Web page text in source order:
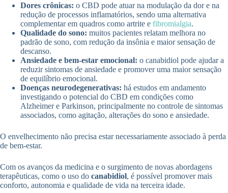
Dores crônicas: o CBD pode atuar na modulação da dor e na
redução de processos inflamatórios, sendo uma alternativa
complementar em quadros como artrite e fibromialgia.
Qualidade do sono: muitos pacientes relatam melhora no
padrão de sono, com redução da insônia e maior sensação de
descanso.
Ansiedade e bem-estar emocional: o canabidiol pode ajudar a
reduzir sintomas de ansiedade e promover uma maior sensação
de equilíbrio emocional.
Doenças neurodegenerativas: há estudos em andamento
investigando o potencial do CBD em condições como
Alzheimer e Parkinson, principalmente no controle de sintomas
associados, como agitação, alterações do sono e ansiedade.
O envelhecimento não precisa estar necessariamente associado à perda
de bem-estar.
Com os avanços da medicina e o surgimento de novas abordagens
terapêuticas, como o uso do canabidiol, é possível promover mais
conforto, autonomia e qualidade de vida na terceira idade.